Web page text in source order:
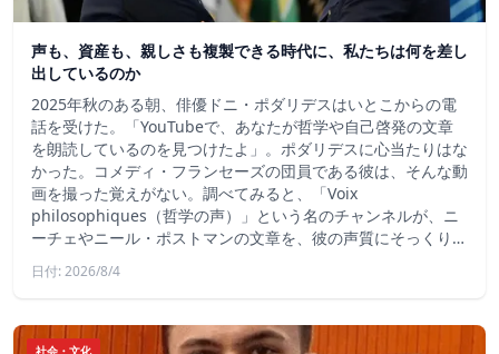
声も、資産も、親しさも複製できる時代に、私たちは何を差し
出しているのか
2025年秋のある朝、俳優ドニ・ポダリデスはいとこからの電
話を受けた。「YouTubeで、あなたが哲学や自己啓発の文章
を朗読しているのを見つけたよ」。ポダリデスに心当たりはな
かった。コメディ・フランセーズの団員である彼は、そんな動
画を撮った覚えがない。調べてみると、「Voix
philosophiques（哲学の声）」という名のチャンネルが、ニ
ーチェやニール・ポストマンの文章を、彼の声質にそっくり…
日付: 2026/8/4